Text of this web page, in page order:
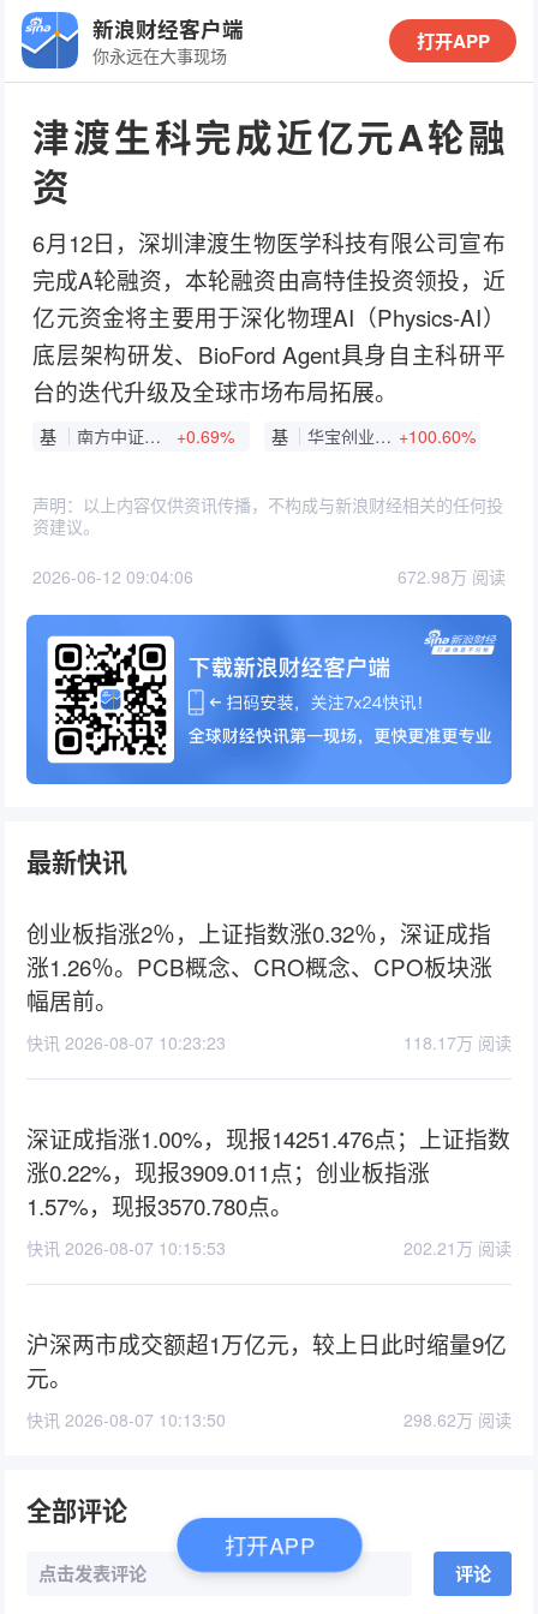
新浪财经客户端
你永远在大事现场
打开APP
津渡生科完成近亿元A轮融
资
6月12日，深圳津渡生物医学科技有限公司宣布
完成A轮融资，本轮融资由高特佳投资领投，近
亿元资金将主要用于深化物理AI（Physics-AI）
底层架构研发、BioFord Agent具身自主科研平
台的迭代升级及全球市场布局拓展。
基 南方中证A500ETF +0.69% 基 华宝创业板人工智能ETF +100.60%
声明：以上内容仅供资讯传播，不构成与新浪财经相关的任何投
资建议。
2026-06-12 09:04:06 672.98万 阅读
最新快讯
创业板指涨2％，上证指数涨0.32％，深证成指
涨1.26％。PCB概念、CRO概念、CPO板块涨
幅居前。
快讯 2026-08-07 10:23:23 118.17万 阅读
深证成指涨1.00%，现报14251.476点；上证指数
涨0.22%，现报3909.011点；创业板指涨
1.57%，现报3570.780点。
快讯 2026-08-07 10:15:53 202.21万 阅读
沪深两市成交额超1万亿元，较上日此时缩量9亿
元。
快讯 2026-08-07 10:13:50 298.62万 阅读
全部评论
点击发表评论 评论
打开APP